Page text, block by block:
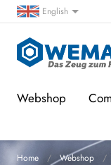
English
Webshop
Home Webshop